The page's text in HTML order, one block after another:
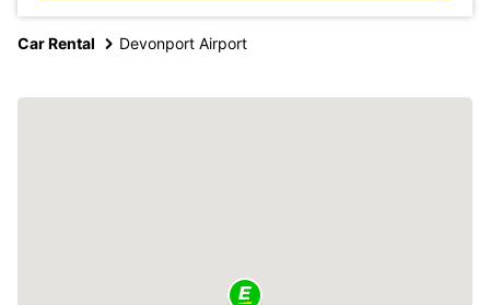
Car Rental Devonport Airport